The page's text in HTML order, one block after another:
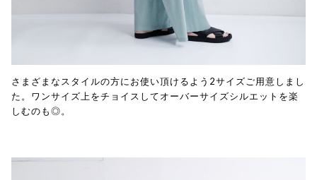
さまざまなスタイルの方にお使い頂けるよう2サイズご用意しまし
た。ワンサイズ上をチョイスしてオーバーサイズシルエットを楽
しむのも◎。